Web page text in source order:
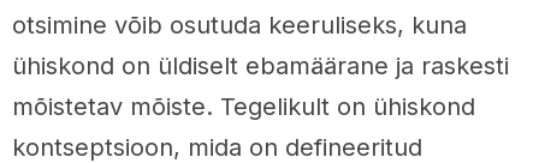
otsimine võib osutuda keeruliseks, kuna
ühiskond on üldiselt ebamäärane ja raskesti
mõistetav mõiste. Tegelikult on ühiskond
kontseptsioon, mida on defineeritud